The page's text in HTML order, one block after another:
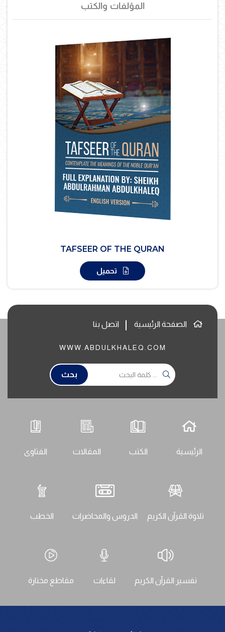
المؤلفات والكتب
TAFSEER OF THE QURAN
تحميل
الصفحة الرئيسية اتصل بنا
WWW.ABDULKHALEQ.COM
بحث
الرئيسية الكتب المقالات الفتاوى
تلاوة القرآن الكريم الدروس والمحاضرات الخطب
تفسير القرآن الكريم لقاءات مقاطع مختارة